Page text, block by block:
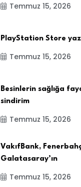
Temmuz 15, 2026
PlayStation Store
Temmuz 15, 2026
Besinlerin sağlığa
sindirim
Temmuz 15, 2026
VakıfBank,
Galatasaray’ın
Temmuz 15, 2026